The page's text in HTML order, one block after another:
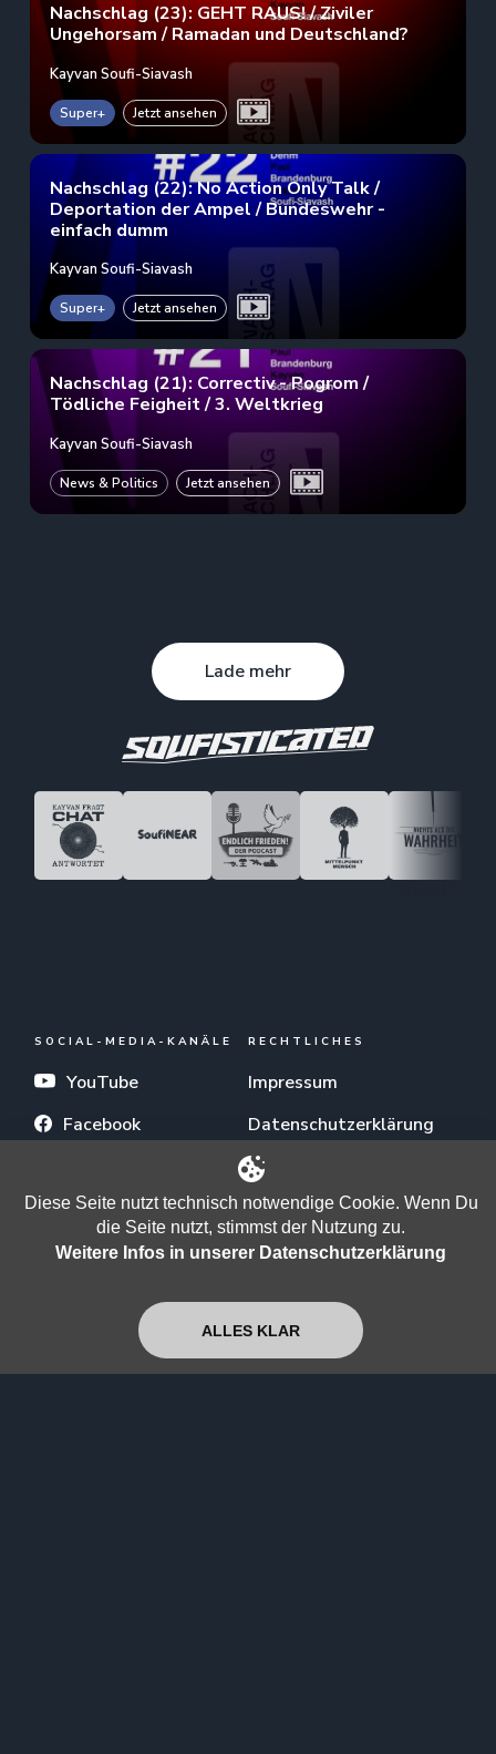
Nachschlag (23): GEHT RAUS! / Ziviler
Ungehorsam / Ramadan und Deutschland?
Kayvan Soufi-Siavash
Super+ Jetzt ansehen
Nachschlag (22): No Action Only Talk /
Deportation der Ampel / Bundeswehr -
einfach dumm
Kayvan Soufi-Siavash
Super+ Jetzt ansehen
Nachschlag (21): Correctiv - Pogrom /
Tödliche Feigheit / 3. Weltkrieg
Kayvan Soufi-Siavash
News & Politics Jetzt ansehen
Lade mehr
SOCIAL-MEDIA-KANÄLE
YouTube
Facebook
Telegram
Odysee
Instagram
RECHTLICHES
Impressum
Datenschutzerklärung
Allgemeine
Nutzungsbedingungen
Diese Seite nutzt technisch notwendige Cookie. Wenn Du
die Seite nutzt, stimmst der Nutzung zu.
Weitere Infos in unserer Datenschutzerklärung
ALLES KLAR